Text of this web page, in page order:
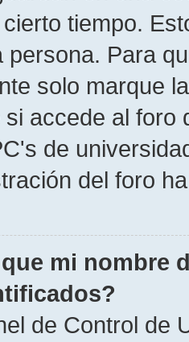
tiempo.
persona. Para
solo marque
accede al foro
de
del foro
mi nombre
de Control de